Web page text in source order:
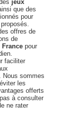
jeux
que des
pour
offres de
de
pour
faciliter
Nous sommes
les
offerts
à consulter
ne rater